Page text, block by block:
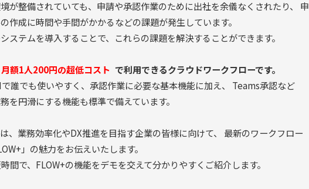
が整備されていても、申請や承認作業のために出社を余儀なくされたり、 申
作成に時間や手間がかかるなどの課題が発生しています。
ステムを導入することで、これらの課題を解決することができます。
月額1人200円の超低コスト で利用できるクラウドワークフローです。
誰でも使いやすく、承認作業に必要な基本機能に加え、 Teams承認など
を円滑にする機能も標準で備えています。
、業務効率化やDX推進を目指す企業の皆様に向けて、 最新のワークフロー
」の魅力をお伝えいたします。
間で、FLOW+の機能をデモを交えて分かりやすくご紹介します。